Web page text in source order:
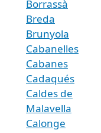
Borrassà
Breda
Brunyola
Cabanelles
Cabanes
Cadaqués
Caldes de
Malavella
Calonge